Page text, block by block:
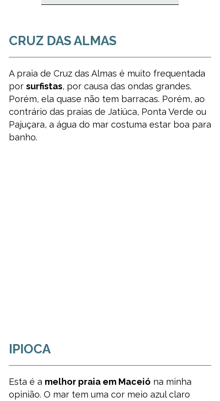
CRUZ DAS ALMAS
A praia de Cruz das Almas é muito frequentada
por surfistas, por causa das ondas grandes.
Porém, ela quase não tem barracas. Porém, ao
contrário das praias de Jatiúca, Ponta Verde ou
Pajuçara, a água do mar costuma estar boa para
banho.
IPIOCA
Esta é a melhor praia em Maceió na minha
opinião. O mar tem uma cor meio azul claro